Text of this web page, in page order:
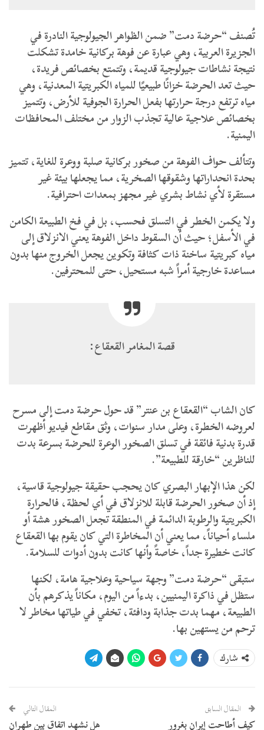
​تُصنف “حرضة دمت” ضمن الظواهر الجيولوجية النادرة في
الجزيرة العربية، وهي عبارة عن فوهة بركانية خامدة تشكلت
نتيجة نشاطات جيولوجية قديمة، وتتمتع بخصائص فريدة،
حيث تعد الحرضة خزانًا طبيعيًا للمياه الكبريتية المعدنية، وهي
مياه ترتفع درجة حرارتها بفعل الحرارة الجوفية للأرض، وتتميز
بخصائص علاجية عالية تجذب الزوار من مختلف المحافظات
اليمنية.
​وتتألف حواف الفوهة من صخور بركانية صلبة ووعرة للغاية، تتميز
بحدة انحداراتها وشقوقها الصخرية، مما يجعلها بيئة غير
مستقرة لأي نشاط بشري غير مجهز بمعدات احترافية.
​ولا يكمن الخطر في التسلق فحسب، بل في فخ الطبيعة الكامن
في الأسفل؛ حيث أن السقوط داخل الفوهة يعني الانزلاق إلى
مياه كبريتية ساخنة ذات كثافة وتكوين يجعل الخروج منها بدون
مساعدة خارجية أمراً شبه مستحيل، حتى للمحترفين.
​قصة المغامر القعقاع:
​كان الشاب “القعقاع بن عنتر” قد حول حرضة دمت إلى مسرح
لعروضه الخطرة، وعلى مدار سنوات، وثق مقاطع فيديو أظهرت
قدرة بدنية فائقة في تسلق الصخور الوعرة للحرضة بسرعة بدت
للناظرين “خارقة للطبيعة”.
​لكن هذا الإبهار البصري كان يحجب حقيقة جيولوجية قاسية،
إذ أن صخور الحرضة قابلة للانزلاق في أي لحظة، فالحرارة
الكبريتية والرطوبة الدائمة في المنطقة تجعل الصخور هشة أو
ملساء أحياناً، مما يعني أن المخاطرة التي كان يقوم بها القعقاع
كانت خطيرة جداً، خاصةً وأنها كانت بدون أدوات للسلامة.
​ستبقى “حرضة دمت” وجهة سياحية وعلاجية هامة، لكنها
ستظل في ذاكرة اليمنيين، بدءاً من اليوم، مكاناً يذكرهم بأن
الطبيعة، مهما بدت جذابة ودافئة، تخفي في طياتها مخاطر لا
ترحم من يستهين بها.
شارك
المقال السابق
كيف أطاحت إيران بغرور
المقال التالي
هل نشهد اتفاق بين طهران